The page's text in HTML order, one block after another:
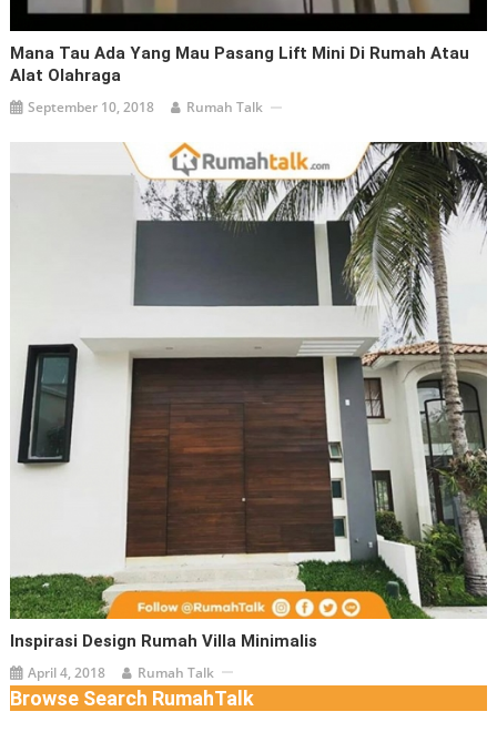
Mana Tau Ada Yang Mau Pasang Lift Mini Di Rumah Atau
Alat Olahraga
September 10, 2018 Rumah Talk
Inspirasi Design Rumah Villa Minimalis
April 4, 2018 Rumah Talk
Browse Search RumahTalk